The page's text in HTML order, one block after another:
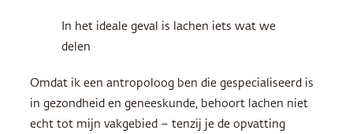
In het ideale geval is lachen iets wat we
delen
Omdat ik een antropoloog ben die gespecialiseerd is
in gezondheid en geneeskunde, behoort lachen niet
echt tot mijn vakgebied – tenzij je de opvatting